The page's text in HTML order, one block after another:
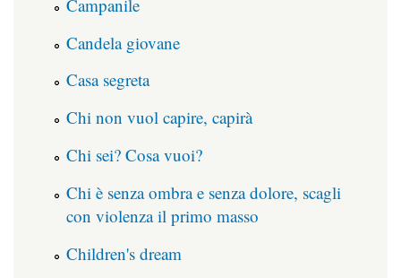
Campanile
Candela giovane
Casa segreta
Chi non vuol capire, capirà
Chi sei? Cosa vuoi?
Chi è senza ombra e senza dolore, scagli
con violenza il primo masso
Children's dream